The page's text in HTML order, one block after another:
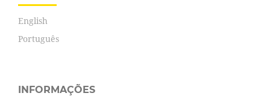
English
Português
INFORMAÇÕES